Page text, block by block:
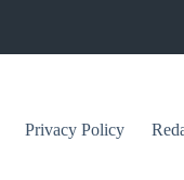
Privacy Policy